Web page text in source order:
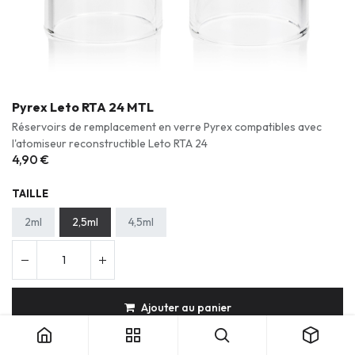
Pyrex Leto RTA 24 MTL
Réservoirs de remplacement en verre Pyrex compatibles avec
l'atomiseur reconstructible Leto RTA 24
4,90 €
TAILLE
2ml 2,5ml 4,5ml
Ajouter au panier